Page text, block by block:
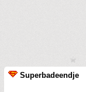
Superbadeendje